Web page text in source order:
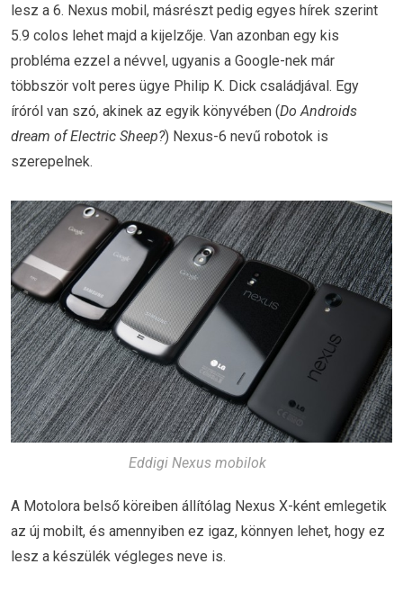
lesz a 6. Nexus mobil, másrészt pedig egyes hírek szerint
5.9 colos lehet majd a kijelzője. Van azonban egy kis
probléma ezzel a névvel, ugyanis a Google-nek már
többször volt peres ügye Philip K. Dick családjával. Egy
íróról van szó, akinek az egyik könyvében (Do Androids
dream of Electric Sheep?) Nexus-6 nevű robotok is
szerepelnek.
Eddigi Nexus mobilok
A Motolora belső köreiben állítólag Nexus X-ként emlegetik
az új mobilt, és amennyiben ez igaz, könnyen lehet, hogy ez
lesz a készülék végleges neve is.